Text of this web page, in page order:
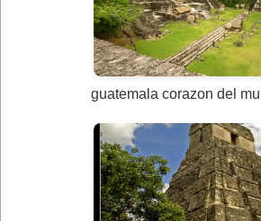
guatemala corazon del